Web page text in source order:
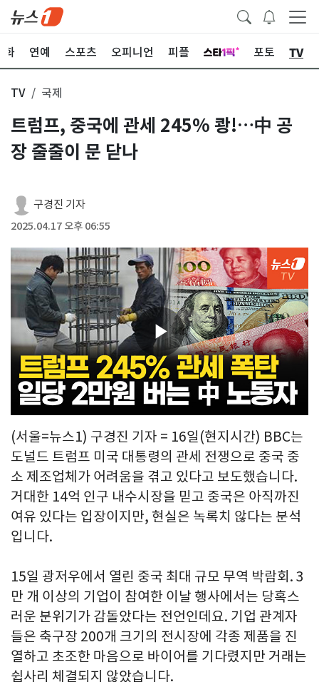
화 연예 스포츠 오피니언 피플 포토 TV
TV 국제
트럼프, 중국에 관세 245% 쾅!…中 공
장 줄줄이 문 닫나
구경진 기자
2025.04.17 오후 06:55
Play
Video
(서울=뉴스1) 구경진 기자 = 16일(현지시간) BBC는
도널드 트럼프 미국 대통령의 관세 전쟁으로 중국 중
소 제조업체가 어려움을 겪고 있다고 보도했습니다.
거대한 14억 인구 내수시장을 믿고 중국은 아직까진
여유 있다는 입장이지만, 현실은 녹록치 않다는 분석
입니다.
15일 광저우에서 열린 중국 최대 규모 무역 박람회. 3
만 개 이상의 기업이 참여한 이날 행사에서는 당혹스
러운 분위기가 감돌았다는 전언인데요. 기업 관계자
들은 축구장 200개 크기의 전시장에 각종 제품을 진
열하고 초조한 마음으로 바이어를 기다렸지만 거래는
쉽사리 체결되지 않았습니다.